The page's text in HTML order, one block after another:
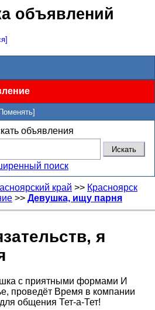
объявлений
объявления
поиск
край >> Красноярск
>> Девушка, ищу парня
я
с приятными формами И
проведёт Время в компании
общения Тет-а-Тет!